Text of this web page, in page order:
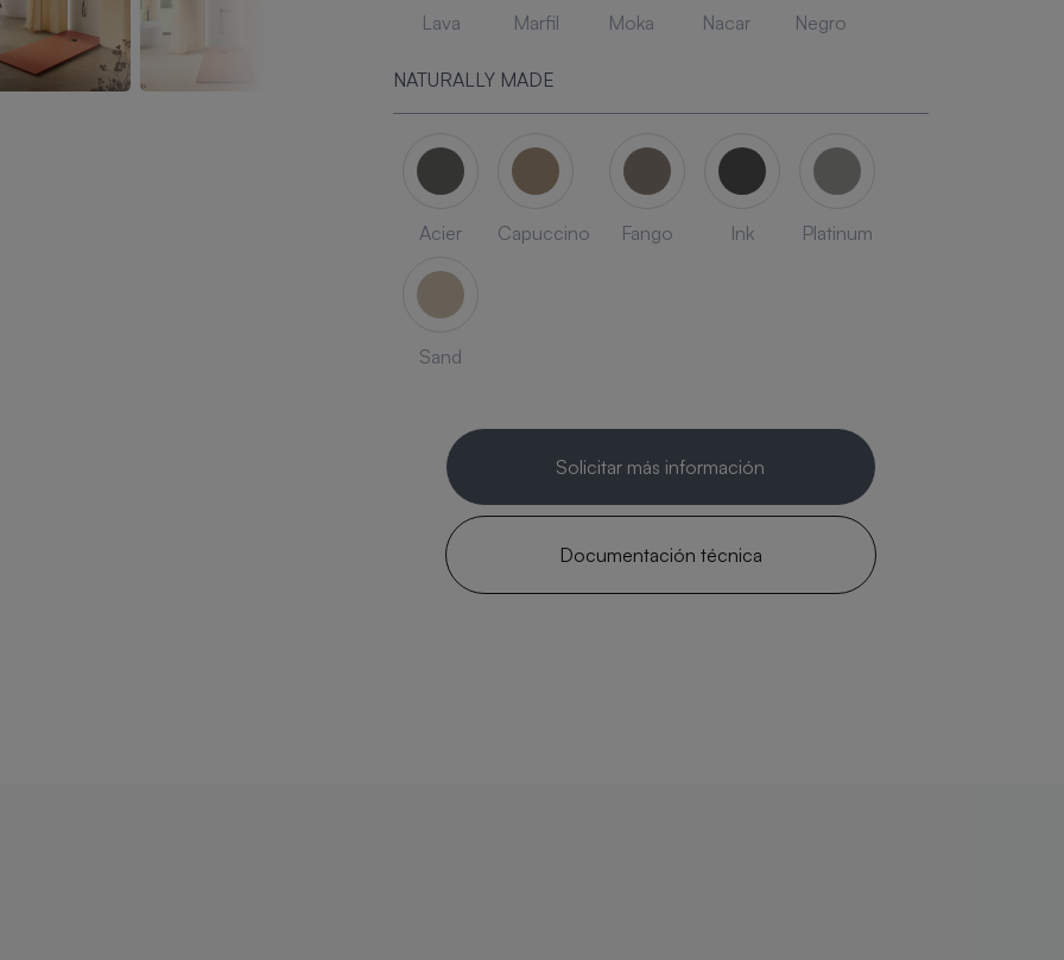
Lava Marfil Moka Nacar Negro
NATURALLY MADE
Acier Capuccino Fango Ink Platinum
Sand
Solicitar más información
Documentación técnica